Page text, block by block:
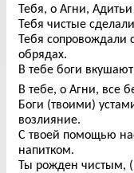
Тебя, о Агни,
Тебя чистые
Тебя сопровождали
обрядах.
В тебе боги
В тебе, о Агни, все
Боги (твоими)
возлияние.
С твоей помощью
напитком.
Ты рожден чистым,